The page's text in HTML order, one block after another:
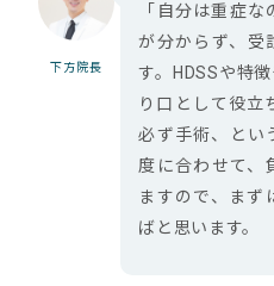
下方院長
「自分は重症な
が分からず、受
す。HDSSや特
り口として役立
必ず手術、とい
度に合わせて、
ますので、まず
ばと思います。